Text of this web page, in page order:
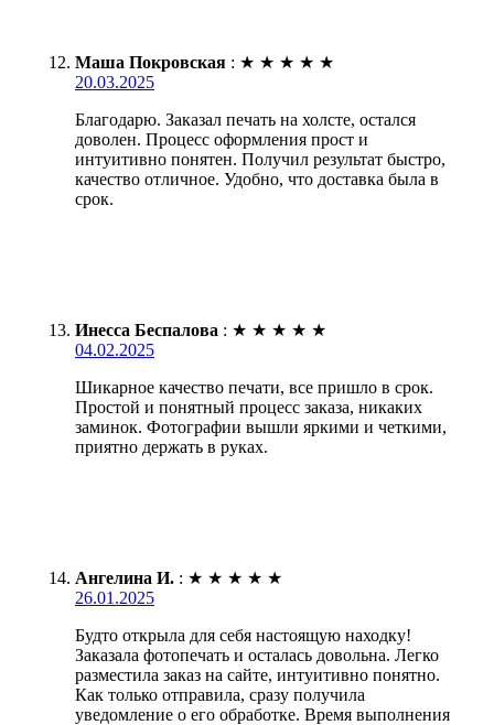
Маша Покровская : ★ ★ ★ ★ ★
20.03.2025
Благодарю. Заказал печать на холсте, остался
доволен. Процесс оформления прост и
интуитивно понятен. Получил результат быстро,
качество отличное. Удобно, что доставка была в
срок.
Инесса Беспалова : ★ ★ ★ ★ ★
04.02.2025
Шикарное качество печати, все пришло в срок.
Простой и понятный процесс заказа, никаких
заминок. Фотографии вышли яркими и четкими,
приятно держать в руках.
Ангелина И. : ★ ★ ★ ★ ★
26.01.2025
Будто открыла для себя настоящую находку!
Заказала фотопечать и осталась довольна. Легко
разместила заказ на сайте, интуитивно понятно.
Как только отправила, сразу получила
уведомление о его обработке. Время выполнения